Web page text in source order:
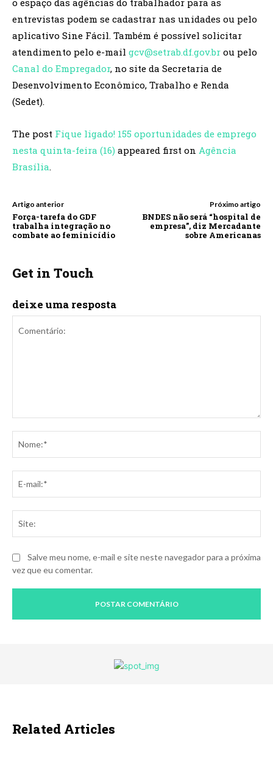
entrevistas podem se cadastrar nas unidades ou pelo
aplicativo Sine Fácil. Também é possível solicitar
atendimento pelo e-mail gcv@setrab.df.gov.br ou pelo
Canal do Empregador, no site da Secretaria de
Desenvolvimento Econômico, Trabalho e Renda
(Sedet).
The post Fique ligado! 155 oportunidades de emprego
nesta quinta-feira (16) appeared first on Agência
Brasília.
Artigo anterior
Força-tarefa do GDF
trabalha integração no
combate ao feminicídio
Próximo artigo
BNDES não será “hospital de
empresa”, diz Mercadante
sobre Americanas
Get in Touch
deixe uma resposta
Salve meu nome, e-mail e site neste navegador para a próxima
vez que eu comentar.
Related Articles